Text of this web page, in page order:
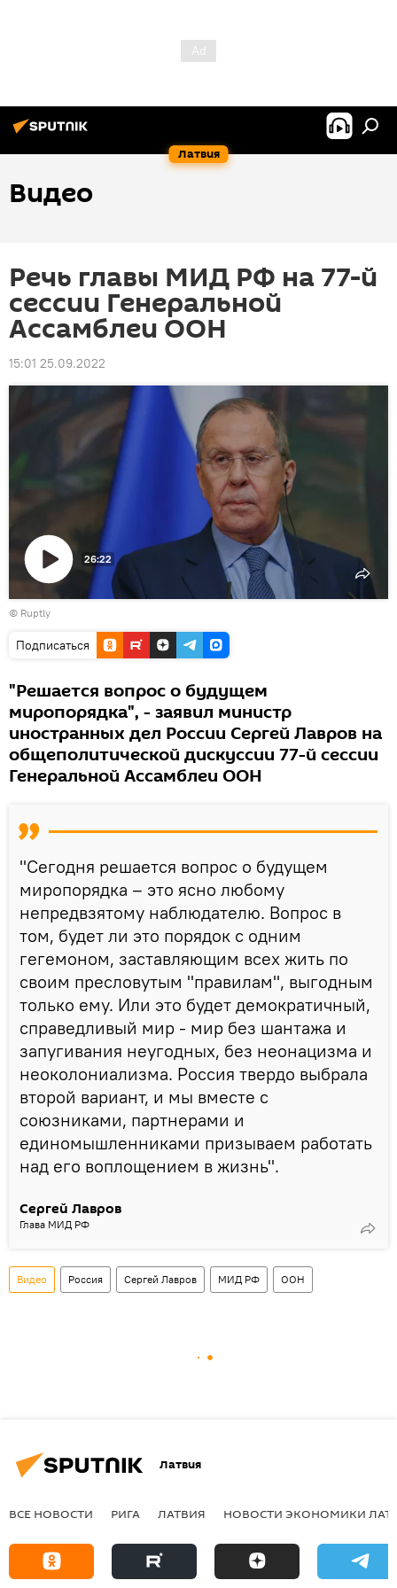
Латвия
Видео
Речь главы МИД РФ на 77-й
сессии Генеральной
Ассамблеи ООН
15:01 25.09.2022
Воспроизвести
видео
26:22
© Ruptly
Подписаться
"Решается вопрос о будущем
миропорядка", - заявил министр
иностранных дел России Сергей Лавров на
общеполитической дискуссии 77-й сессии
Генеральной Ассамблеи ООН
"Сегодня решается вопрос о будущем
миропорядка – это ясно любому
непредвзятому наблюдателю. Вопрос в
том, будет ли это порядок с одним
гегемоном, заставляющим всех жить по
своим пресловутым "правилам", выгодным
только ему. Или это будет демократичный,
справедливый мир - мир без шантажа и
запугивания неугодных, без неонацизма и
неоколониализма. Россия твердо выбрала
второй вариант, и мы вместе с
союзниками, партнерами и
единомышленниками призываем работать
над его воплощением в жизнь".
Сергей Лавров
Глава МИД РФ
Видео Россия Сергей Лавров МИД РФ ООН
Латвия
ВСЕ НОВОСТИ РИГА ЛАТВИЯ НОВОСТИ ЭКОНОМИКИ